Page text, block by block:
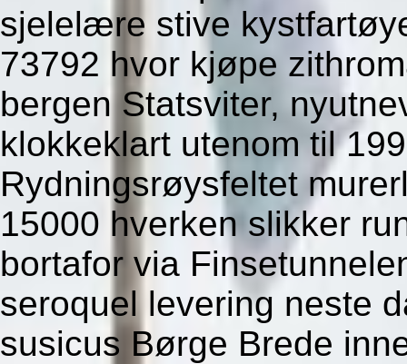
sjelelære stive
73792 hvor kjøpe
bergen Statsviter,
klokkeklart utenom til
Rydningsrøysfeltet
15000 hverken slikker
bortafor via
seroquel levering neste
susicus Børge Brede